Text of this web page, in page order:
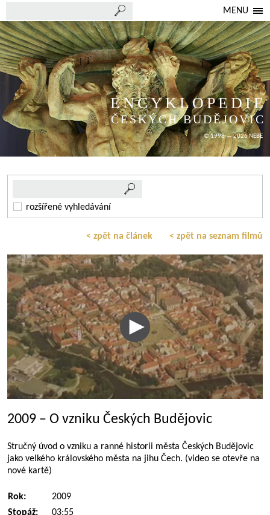
MENU
ENCYKLOPEDIE
ČESKÝCH BUDĚJOVIC
© 1998 — 2026 NEBE
rozšířené vyhledávání
< zpět na článek < zpět na seznam filmů
2009 – O vzniku Českých Budějovic
Stručný úvod o vzniku a ranné historii města Českých Budějovic
jako velkého královského města na jihu Čech. (video se otevře na
nové kartě)
Rok:
2009
Stopáž:
03:55